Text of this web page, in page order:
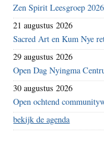
Zen Spirit Leesgroep
21 augustus 2026
Sacred Art en Kum Nye
29 augustus 2026
Open Dag Nyingma
30 augustus 2026
Open ochtend
bekijk de agenda